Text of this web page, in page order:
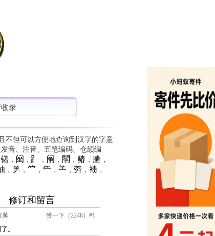
录
不但可以方便地查询到汉字的字意
音、注音、五笔编码、仓颉编
䦃， 䦷 ， ⻊ ， 䦶 ， 䦛 ， 䲠 ， 䲢 ，
， ⺶， ⺮ ， ⺧， ⺷， 䓖， 䙌，